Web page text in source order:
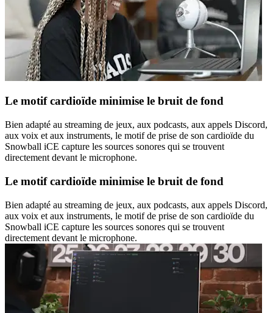
Le motif cardioïde minimise le bruit de fond
Bien adapté au streaming de jeux, aux podcasts, aux appels Discord,
aux voix et aux instruments, le motif de prise de son cardioïde du
Snowball iCE capture les sources sonores qui se trouvent
directement devant le microphone.
Le motif cardioïde minimise le bruit de fond
Bien adapté au streaming de jeux, aux podcasts, aux appels Discord,
aux voix et aux instruments, le motif de prise de son cardioïde du
Snowball iCE capture les sources sonores qui se trouvent
directement devant le microphone.